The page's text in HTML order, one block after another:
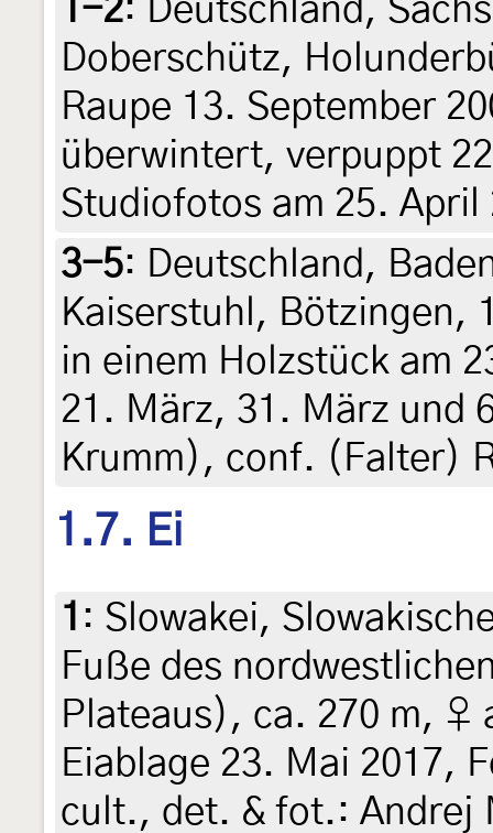
1-2: Deutschland,
Doberschütz,
Raupe 13. September
überwintert, verpuppt
Studiofotos am 25.
3-5: Deutschland,
Kaiserstuhl, Bötzingen,
in einem Holzstück am
21. März, 31. März und
Krumm), conf. (Falter)
1.7. Ei
1 : Slowakei,
Fuße des
Plateaus), ca. 270 m, ♀
Eiablage 23. Mai 2017,
cult., det. & fot.: Andrej